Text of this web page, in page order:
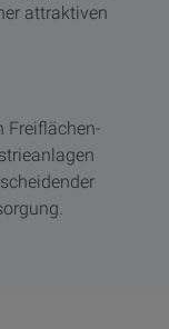
attraktiven
Freiflächen-